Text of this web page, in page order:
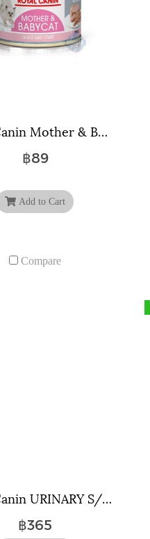
Royal Canin Mother & Babycat Mousse ขนาดกระป๋อง 195 กรัม จำนวน 1กระป๋อง
฿89
Add to Cart
Compare
Royal Canin URINARY S/O ขนาดถุง ( 400 กรัม , 1.5 กิโลกรัม , 3.5 กิโลกรัม , 7 กิโลกรัม )
฿365